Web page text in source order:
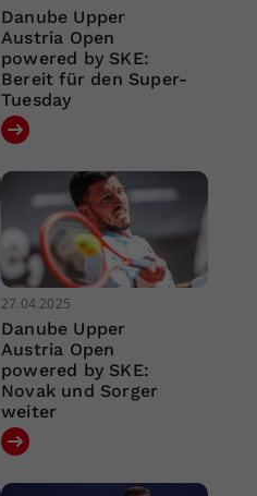
Danube Upper
Austria Open
powered by SKE:
Bereit für den Super-
Tuesday
27.04.2025
Danube Upper
Austria Open
powered by SKE:
Novak und Sorger
weiter